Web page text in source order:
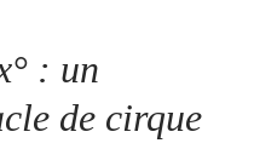
: un
de cirque